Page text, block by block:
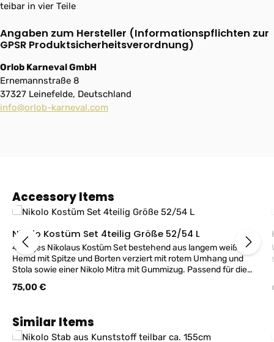
teibar in vier Teile
Angaben zum Hersteller (Informationspflichten zur
GPSR Produktsicherheitsverordnung)
Orlob Karneval GmbH
Ernemannstraße 8
37327 Leinefelde, Deutschland
info@orlob-karneval.com
Produktgalerie überspringen
Accessory Items
Nikolo Kostüm Set 4teilig Größe 52/54 L
4teiliges Nikolaus Kostüm Set bestehend aus langem weißem
Hemd mit Spitze und Borten verziert mit rotem Umhang und
Stola sowie einer Nikolo Mitra mit Gummizug. Passend für die
Achtung kein Versand - Kostüm bei uns im Geschäft erhältich -
Regulärer Preis:
75,00 €
Produktgalerie überspringen
Similar Items